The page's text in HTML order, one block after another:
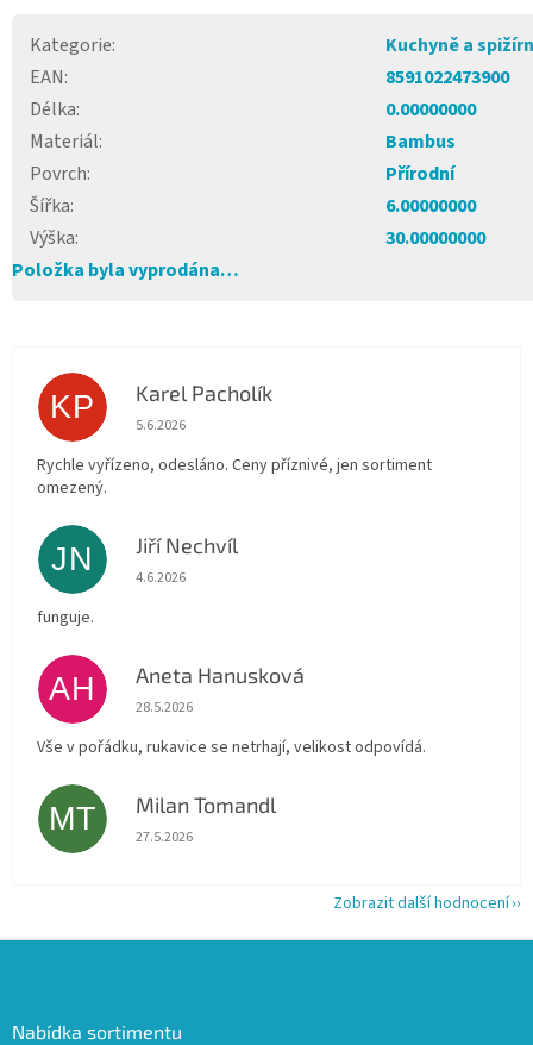
Kategorie:
Kuchyně a
EAN:
8591022473900
Délka:
0.00000000
Materiál:
Bambus
Povrch:
Přírodní
Šířka:
6.00000000
Výška:
30.00000000
Položka byla vyprodána…
KP Karel Pacholík
Hodnocení obchodu je 4 z 5 hvězdiček.
5.6.2026
Rychle vyřízeno, odesláno. Ceny příznivé, jen sortiment
omezený.
JN Jiří Nechvíl
Hodnocení obchodu je 5 z 5 hvězdiček.
4.6.2026
funguje.
AH Aneta Hanusková
Hodnocení obchodu je 5 z 5 hvězdiček.
28.5.2026
Vše v pořádku, rukavice se netrhají, velikost odpovídá.
MT Milan Tomandl
Hodnocení obchodu je 5 z 5 hvězdiček.
27.5.2026
Zobrazit další hodnocení
Nabídka sortimentu